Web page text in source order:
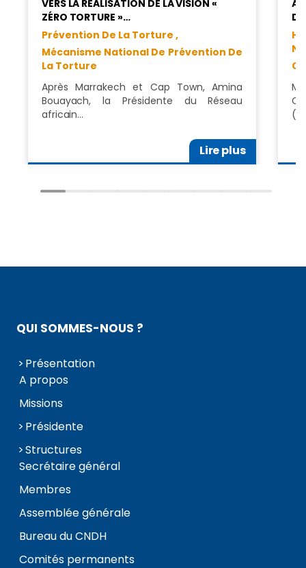
VERS LA RÉALISATION DE LA VISION «
ZÉRO TORTURE »…
Prévention De La Torture ,
Mécanisme National De Prévention De
La Torture
Après Marrakech et Cap Town, Amina
Bouayach, la Présidente du Réseau
africain…
Lire plus
QUI SOMMES-NOUS ?
Présentation
A propos
Missions
Présidente
Structures
Secrétaire général
Membres
Assemblée générale
Bureau du CNDH
Comités permanents